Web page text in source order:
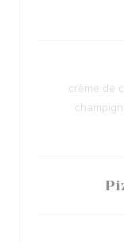
crème de